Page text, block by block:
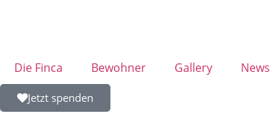
Die Finca Bewohner Gallery News
Jetzt spenden